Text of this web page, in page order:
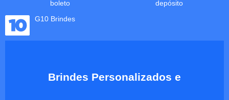
boleto
depósito
G10 Brindes
Brindes Personalizados e